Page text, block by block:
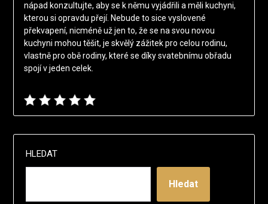
nápad konzultujte, aby se k němu vyjádřili a měli kuchyni,
kterou si opravdu přejí. Nebude to sice vyslovené
překvapení, nicméně už jen to, že se na svou novou
kuchyni mohou těšit, je skvělý zážitek pro celou rodinu,
vlastně pro obě rodiny, které se díky svatebnímu obřadu
spojí v jeden celek.
HLEDAT
Hledat